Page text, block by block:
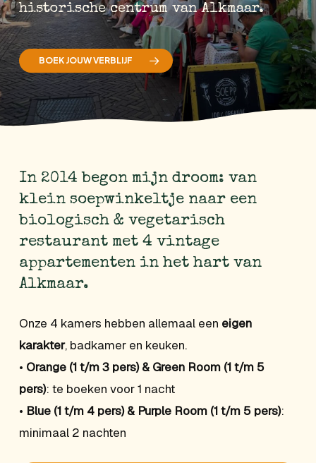
historische centrum van Alkmaar.
BOEK JOUW VERBLIJF
In 2014 begon mijn droom: van
klein soepwinkeltje naar een
biologisch & vegetarisch
restaurant met 4 vintage
appartementen in het hart van
Alkmaar.
Onze 4 kamers hebben allemaal een eigen
karakter, badkamer en keuken.
• Orange (1 t/m 3 pers) & Green Room (1 t/m 5
pers): te boeken voor 1 nacht
• Blue (1 t/m 4 pers) & Purple Room (1 t/m 5 pers):
minimaal 2 nachten